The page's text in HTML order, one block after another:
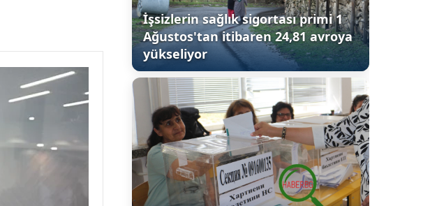
İşsizlerin sağlık sigortası primi 1
Ağustos'tan itibaren 24,81 avroya
yükseliyor